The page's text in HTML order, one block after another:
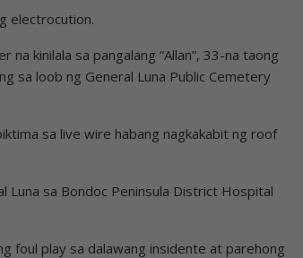
electrocution.
na kinilala sa pangalang “Allan”, 33-na taong
sa loob ng General Luna Public Cemetery
sa live wire habang nagkakabit ng roof
Luna sa Bondoc Peninsula District Hospital
foul play sa dalawang insidente at parehong